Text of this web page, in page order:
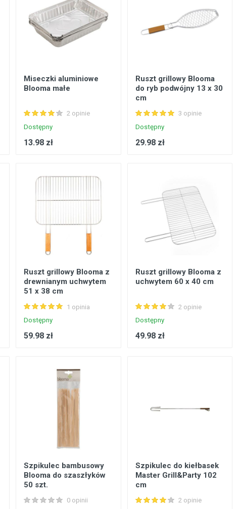
Miseczki aluminiowe
Blooma małe
2 opinie
Dostępny
13.98 zł
Ruszt grillowy Blooma
do ryb podwójny 13 x 30
cm
3 opinie
Dostępny
29.98 zł
Ruszt grillowy Blooma z
drewnianym uchwytem
51 x 38 cm
1 opinia
Dostępny
59.98 zł
Ruszt grillowy Blooma z
uchwytem 60 x 40 cm
2 opinie
Dostępny
49.98 zł
Szpikulec bambusowy
Blooma do szaszłyków
50 szt.
0 opinii
Szpikulec do kiełbasek
Master Grill&Party 102
cm
2 opinie